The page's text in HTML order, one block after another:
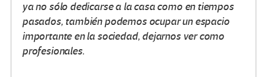
ya no sólo dedicarse a la casa como en tiempos
pasados, también podemos ocupar un espacio
importante en la sociedad, dejarnos ver como
profesionales.